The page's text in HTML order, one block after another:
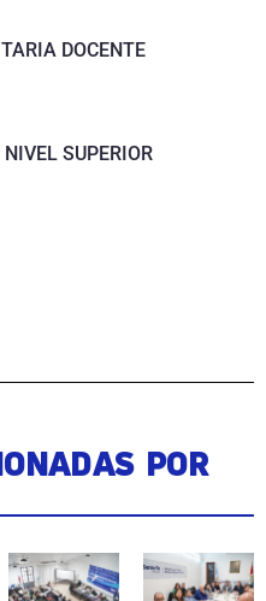
DOCENTE
SUPERIOR
POR